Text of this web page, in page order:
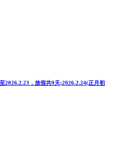
2026.2.23，放假共9天;2026.2.24(正月初